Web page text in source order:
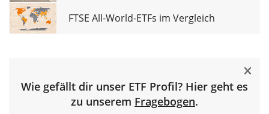
FTSE All-World-ETFs im Vergleich
Wie gefällt dir unser ETF Profil? Hier geht es
zu unserem Fragebogen.